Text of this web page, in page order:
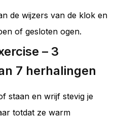
de wijzers van de klok en
of gesloten ogen.
– 3
7 herhalingen
staan en wrijf stevig je
totdat ze warm